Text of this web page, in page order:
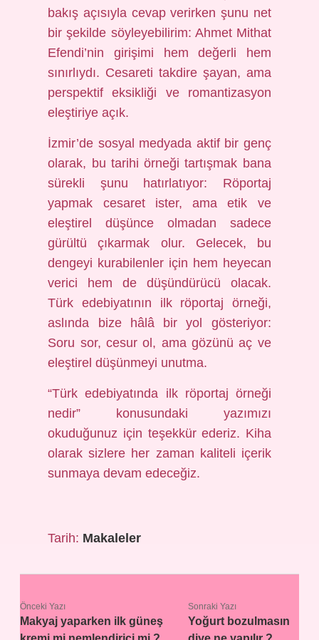
bakış açısıyla cevap verirken şunu net
bir şekilde söyleyebilirim: Ahmet Mithat
Efendi’nin girişimi hem değerli hem
sınırlıydı. Cesareti takdire şayan, ama
perspektif eksikliği ve romantizasyon
eleştiriye açık.
İzmir’de sosyal medyada aktif bir genç
olarak, bu tarihi örneği tartışmak bana
sürekli şunu hatırlatıyor: Röportaj
yapmak cesaret ister, ama etik ve
eleştirel düşünce olmadan sadece
gürültü çıkarmak olur. Gelecek, bu
dengeyi kurabilenler için hem heyecan
verici hem de düşündürücü olacak.
Türk edebiyatının ilk röportaj örneği,
aslında bize hâlâ bir yol gösteriyor:
Soru sor, cesur ol, ama gözünü aç ve
eleştirel düşünmeyi unutma.
“Türk edebiyatında ilk röportaj örneği
nedir” konusundaki yazımızı
okuduğunuz için teşekkür ederiz. Kiha
olarak sizlere her zaman kaliteli içerik
sunmaya devam edeceğiz.
Tarih: Makaleler
Önceki Yazı
Makyaj yaparken ilk güneş
Sonraki Yazı
Yoğurt bozulmasın